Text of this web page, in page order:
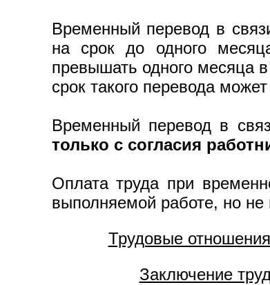
Временный перевод в
на срок до одного
превышать одного месяца
срок такого перевода
Временный перевод в
только с согласия
Оплата труда при
выполняемой работе, но не
Трудовые отношения
Заключение